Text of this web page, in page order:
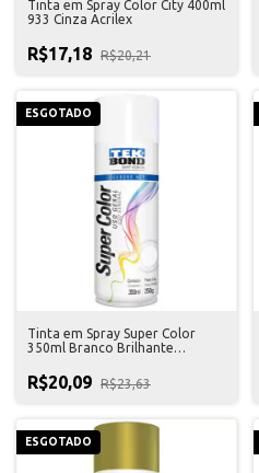
Tinta em Spray Color City 400ml
933 Cinza Acrilex
R$17,18 R$20,21
ESGOTADO
Tinta em Spray Super Color
350ml Branco Brilhante
R$20,09 R$23,63
ESGOTADO